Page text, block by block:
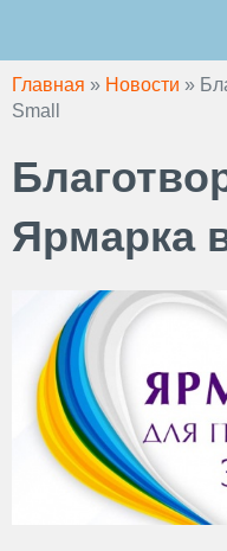
содержимому
Главная » Новости »
Small
Ярмарка